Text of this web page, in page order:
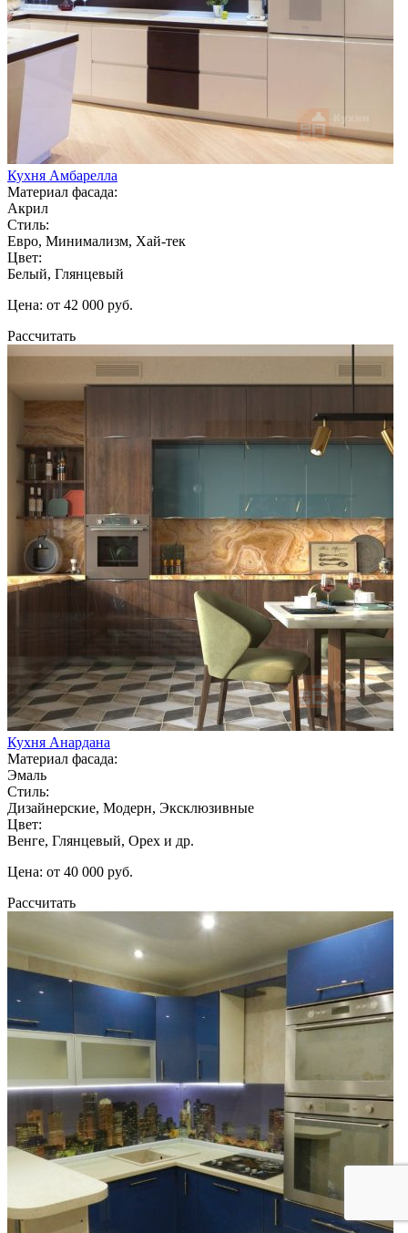
Кухня Амбарелла
Материал фасада:
Акрил
Стиль:
Евро, Минимализм, Хай-тек
Цвет:
Белый, Глянцевый
Цена: от 42 000 руб.
Рассчитать
Кухня Анардана
Материал фасада:
Эмаль
Стиль:
Дизайнерские, Модерн, Эксклюзивные
Цвет:
Венге, Глянцевый, Орех и др.
Цена: от 40 000 руб.
Рассчитать